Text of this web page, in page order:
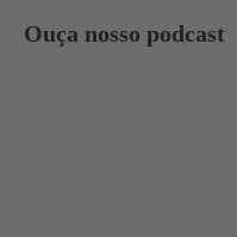
Ouça nosso podcast